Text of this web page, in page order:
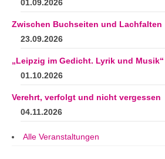
01.09.2026
Zwischen Buchseiten und Lachfalten
23.09.2026
„Leipzig im Gedicht. Lyrik und Musik“
01.10.2026
Verehrt, verfolgt und nicht vergessen
04.11.2026
Alle Veranstaltungen